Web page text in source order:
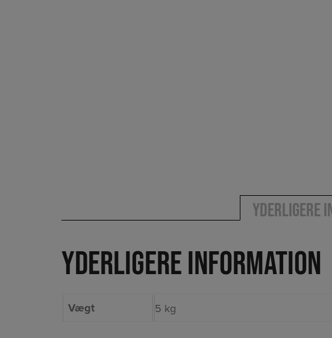
Yderligere
Yderligere information
Vægt 5 kg